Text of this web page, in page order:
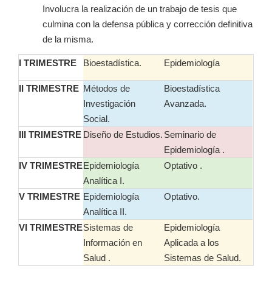
Involucra la realización de un trabajo de tesis que
culmina con la defensa pública y corrección definitiva
de la misma.
I TRIMESTRE Bioestadística. Epidemiología
II TRIMESTRE Métodos de
Investigación
Social.
Bioestadística
Avanzada.
III TRIMESTRE Diseño de Estudios. Seminario de
Epidemiología .
IV TRIMESTREEpidemiología
Analítica I.
Optativo .
V TRIMESTRE Epidemiología
Analítica II.
Optativo.
VI TRIMESTRESistemas de
Información en
Salud .
Epidemiología
Aplicada a los
Sistemas de Salud.